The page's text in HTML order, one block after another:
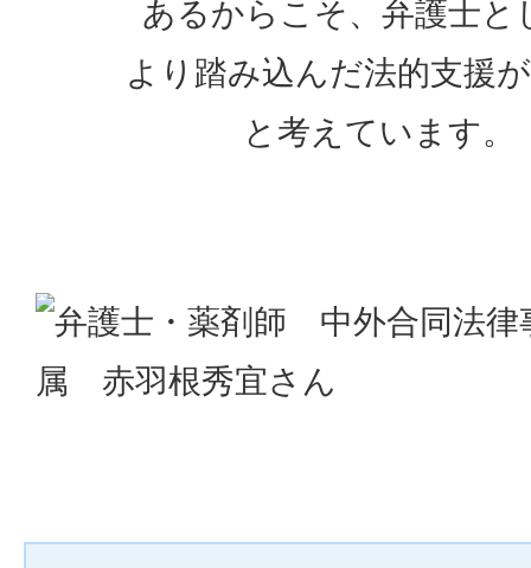
あるからこそ、弁護士と
より踏み込んだ法的支援
と考えています。